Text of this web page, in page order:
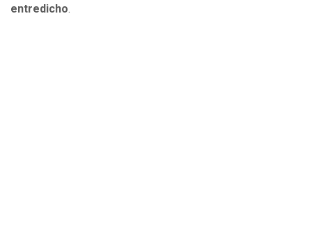
entredicho.